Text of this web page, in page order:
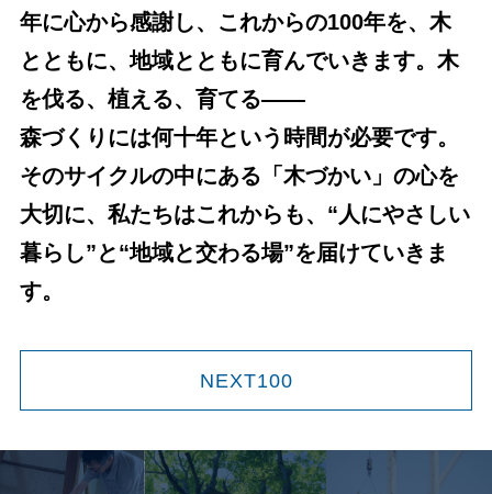
年に心から感謝し、これからの100年を、木
とともに、地域とともに育んでいきます。木
を伐る、植える、育てる——
森づくりには何十年という時間が必要です。
そのサイクルの中にある「木づかい」の心を
大切に、私たちはこれからも、“人にやさしい
暮らし”と“地域と交わる場”を届けていきま
す。
NEXT100